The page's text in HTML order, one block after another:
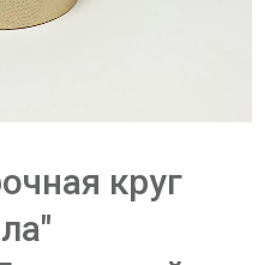
круг